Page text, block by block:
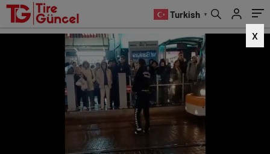
Turkish ▼
X
alındı!